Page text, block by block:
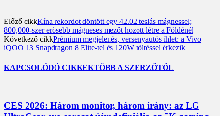
Előző cikkKína rekordot döntött egy 42.02 teslás mágnessel;
800,000-szer erősebb mágneses mezőt hozott létre a Földénél
Következő cikkPrémium megjelenés, versenyautós ihlet: a Vivo
iQOO 13 Snapdragon 8 Elite-tel és 120W töltéssel érkezik
KAPCSOLÓDÓ CIKKEKTÖBB A SZERZŐTŐL
CES 2026: Három monitor, három irány: az LG